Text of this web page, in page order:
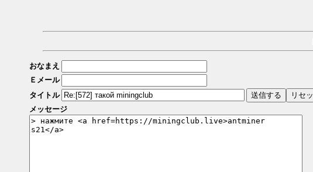
おなまえ
Ｅメール
タイトル
メッセージ